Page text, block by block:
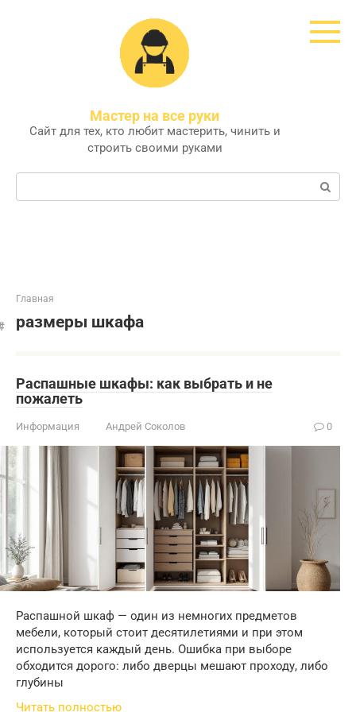
Мастер на все руки
Сайт для тех, кто любит мастерить, чинить и
строить своими руками
Поиск:
Главная
размеры шкафа
Распашные шкафы: как выбрать и не
пожалеть
Информация Андрей Соколов 0
Распашной шкаф — один из немногих предметов
мебели, который стоит десятилетиями и при этом
используется каждый день. Ошибка при выборе
обходится дорого: либо дверцы мешают проходу, либо
глубины
Читать полностью